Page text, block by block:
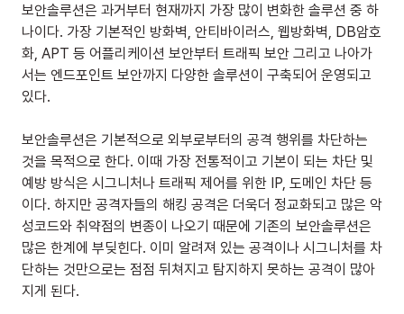
보안솔루션은 과거부터 현재까지 가장 많이 변화한 솔루션 중 하
나이다. 가장 기본적인 방화벽, 안티바이러스, 웹방화벽, DB암호
화, APT 등 어플리케이션 보안부터 트래픽 보안 그리고 나아가
서는 엔드포인트 보안까지 다양한 솔루션이 구축되어 운영되고
있다.
보안솔루션은 기본적으로 외부로부터의 공격 행위를 차단하는
것을 목적으로 한다. 이때 가장 전통적이고 기본이 되는 차단 및
예방 방식은 시그니처나 트래픽 제어를 위한 IP, 도메인 차단 등
이다. 하지만 공격자들의 해킹 공격은 더욱더 정교화되고 많은 악
성코드와 취약점의 변종이 나오기 때문에 기존의 보안솔루션은
많은 한계에 부딪힌다. 이미 알려져 있는 공격이나 시그니처를 차
단하는 것만으로는 점점 뒤쳐지고 탐지하지 못하는 공격이 많아
지게 된다.